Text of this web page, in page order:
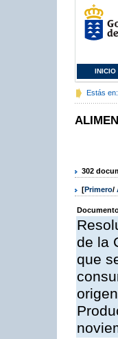
INICIO
Estás en:
302
[Primero/
de la
que